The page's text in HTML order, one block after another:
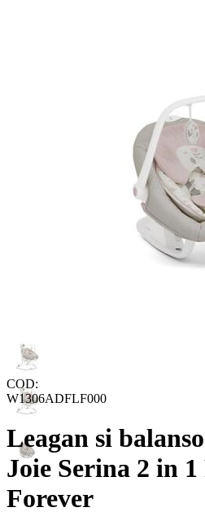
COD:
W1306ADFLF000
Leagan si
Joie Serina 2 in
Forever